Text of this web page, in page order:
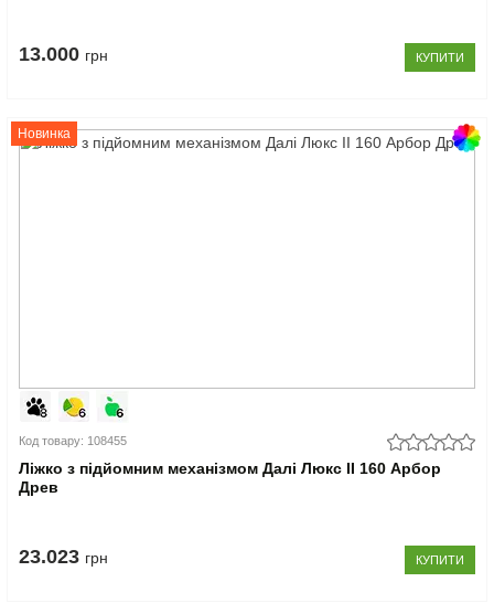
13.000 грн КУПИТИ
Новинка
Код товару: 108455
Ліжко з підйомним механізмом Далі Люкс II 160 Арбор
Древ
23.023 грн КУПИТИ